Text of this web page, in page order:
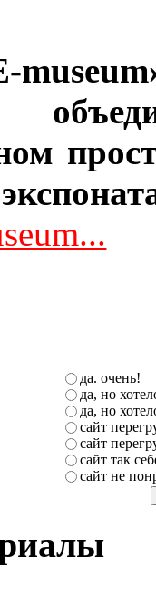
да. очень!
да, но
да, но
сайт
сайт
сайт так
сайт не